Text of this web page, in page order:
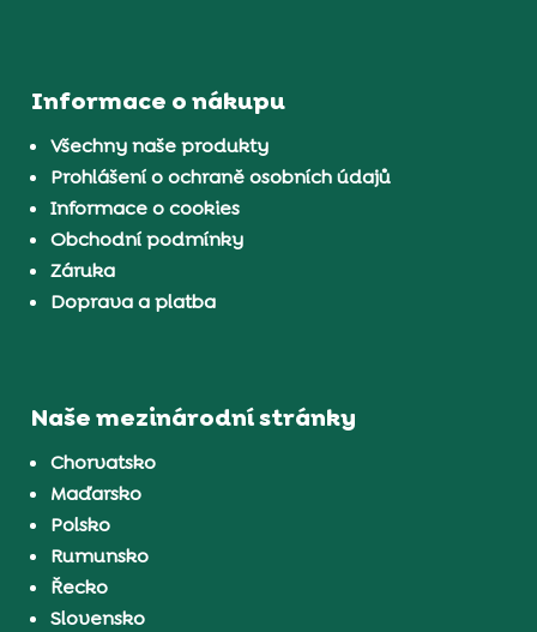
Informace o nákupu
Všechny naše produkty
Prohlášení o ochraně osobních údajů
Informace o cookies
Obchodní podmínky
Záruka
Doprava a platba
Naše mezinárodní stránky
Chorvatsko
Maďarsko
Polsko
Rumunsko
Řecko
Slovensko